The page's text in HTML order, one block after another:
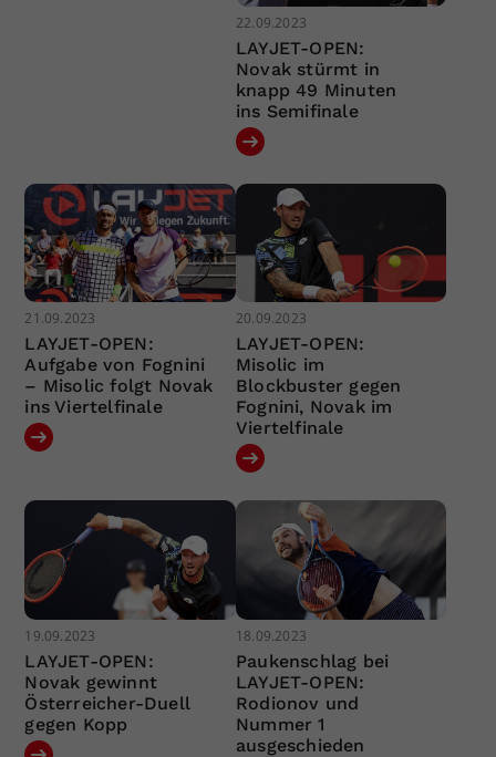
22.09.2023
LAYJET-OPEN:
Novak stürmt in
knapp 49 Minuten
ins Semifinale
21.09.2023
LAYJET-OPEN:
Aufgabe von Fognini
– Misolic folgt Novak
ins Viertelfinale
20.09.2023
LAYJET-OPEN:
Misolic im
Blockbuster gegen
Fognini, Novak im
Viertelfinale
19.09.2023
LAYJET-OPEN:
Novak gewinnt
Österreicher-Duell
gegen Kopp
18.09.2023
Paukenschlag bei
LAYJET-OPEN:
Rodionov und
Nummer 1
ausgeschieden